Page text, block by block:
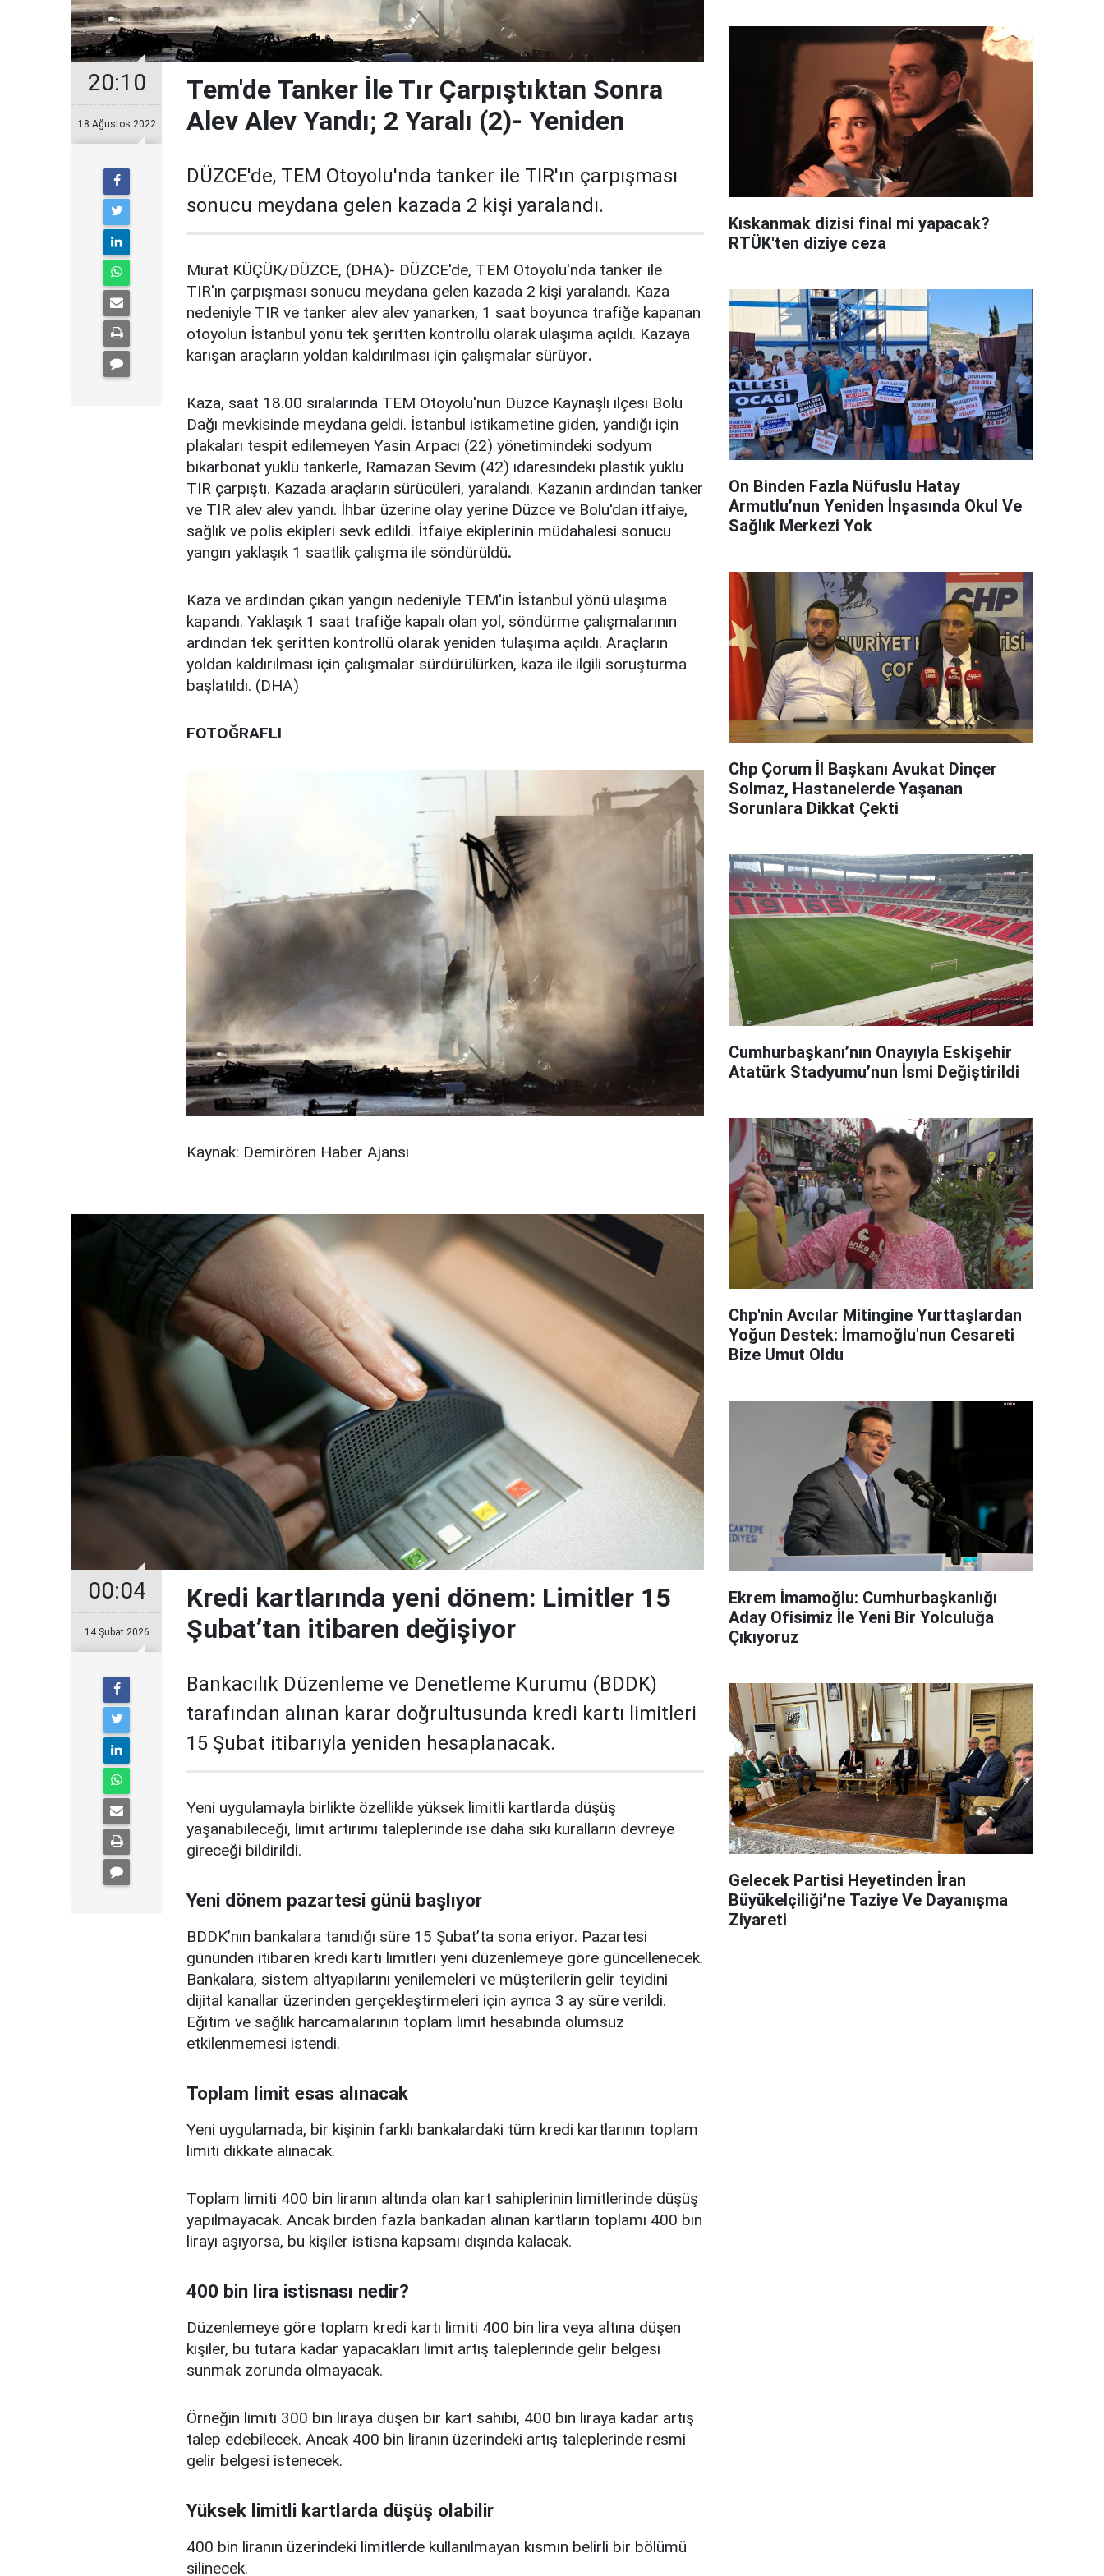
20:10
18 Ağustos 2022
Tem'de Tanker İle Tır Çarpıştıktan Sonra
Alev Alev Yandı; 2 Yaralı (2)- Yeniden
DÜZCE'de, TEM Otoyolu'nda tanker ile TIR'ın çarpışması
sonucu meydana gelen kazada 2 kişi yaralandı.
Murat KÜÇÜK/DÜZCE, (DHA)- DÜZCE'de, TEM Otoyolu'nda tanker ile
TIR'ın çarpışması sonucu meydana gelen kazada 2 kişi yaralandı. Kaza
nedeniyle TIR ve tanker alev alev yanarken, 1 saat boyunca trafiğe kapanan
otoyolun İstanbul yönü tek şeritten kontrollü olarak ulaşıma açıldı. Kazaya
karışan araçların yoldan kaldırılması için çalışmalar sürüyor.
Kaza, saat 18.00 sıralarında TEM Otoyolu'nun Düzce Kaynaşlı ilçesi Bolu
Dağı mevkisinde meydana geldi. İstanbul istikametine giden, yandığı için
plakaları tespit edilemeyen Yasin Arpacı (22) yönetimindeki sodyum
bikarbonat yüklü tankerle, Ramazan Sevim (42) idaresindeki plastik yüklü
TIR çarpıştı. Kazada araçların sürücüleri, yaralandı. Kazanın ardından tanker
ve TIR alev alev yandı. İhbar üzerine olay yerine Düzce ve Bolu'dan itfaiye,
sağlık ve polis ekipleri sevk edildi. İtfaiye ekiplerinin müdahalesi sonucu
yangın yaklaşık 1 saatlik çalışma ile söndürüldü.
Kaza ve ardından çıkan yangın nedeniyle TEM'in İstanbul yönü ulaşıma
kapandı. Yaklaşık 1 saat trafiğe kapalı olan yol, söndürme çalışmalarının
ardından tek şeritten kontrollü olarak yeniden tulaşıma açıldı. Araçların
yoldan kaldırılması için çalışmalar sürdürülürken, kaza ile ilgili soruşturma
başlatıldı. (DHA)
FOTOĞRAFLI
Kaynak: Demirören Haber Ajansı
00:04
14 Şubat 2026
Kredi kartlarında yeni dönem: Limitler 15
Şubat’tan itibaren değişiyor
Bankacılık Düzenleme ve Denetleme Kurumu (BDDK)
tarafından alınan karar doğrultusunda kredi kartı limitleri
15 Şubat itibarıyla yeniden hesaplanacak.
Yeni uygulamayla birlikte özellikle yüksek limitli kartlarda düşüş
yaşanabileceği, limit artırımı taleplerinde ise daha sıkı kuralların devreye
gireceği bildirildi.
Yeni dönem pazartesi günü başlıyor
BDDK’nın bankalara tanıdığı süre 15 Şubat’ta sona eriyor. Pazartesi
gününden itibaren kredi kartı limitleri yeni düzenlemeye göre güncellenecek.
Bankalara, sistem altyapılarını yenilemeleri ve müşterilerin gelir teyidini
dijital kanallar üzerinden gerçekleştirmeleri için ayrıca 3 ay süre verildi.
Eğitim ve sağlık harcamalarının toplam limit hesabında olumsuz
etkilenmemesi istendi.
Toplam limit esas alınacak
Yeni uygulamada, bir kişinin farklı bankalardaki tüm kredi kartlarının toplam
limiti dikkate alınacak.
Toplam limiti 400 bin liranın altında olan kart sahiplerinin limitlerinde düşüş
yapılmayacak. Ancak birden fazla bankadan alınan kartların toplamı 400 bin
lirayı aşıyorsa, bu kişiler istisna kapsamı dışında kalacak.
400 bin lira istisnası nedir?
Düzenlemeye göre toplam kredi kartı limiti 400 bin lira veya altına düşen
kişiler, bu tutara kadar yapacakları limit artış taleplerinde gelir belgesi
sunmak zorunda olmayacak.
Örneğin limiti 300 bin liraya düşen bir kart sahibi, 400 bin liraya kadar artış
talep edebilecek. Ancak 400 bin liranın üzerindeki artış taleplerinde resmi
gelir belgesi istenecek.
Yüksek limitli kartlarda düşüş olabilir
400 bin liranın üzerindeki limitlerde kullanılmayan kısmın belirli bir bölümü
silinecek.
Kıskanmak dizisi final mi yapacak?
RTÜK'ten diziye ceza
On Binden Fazla Nüfuslu Hatay
Armutlu’nun Yeniden İnşasında Okul Ve
Sağlık Merkezi Yok
Chp Çorum İl Başkanı Avukat Dinçer
Solmaz, Hastanelerde Yaşanan
Sorunlara Dikkat Çekti
Cumhurbaşkanı’nın Onayıyla Eskişehir
Atatürk Stadyumu’nun İsmi Değiştirildi
Chp'nin Avcılar Mitingine Yurttaşlardan
Yoğun Destek: İmamoğlu'nun Cesareti
Bize Umut Oldu
Ekrem İmamoğlu: Cumhurbaşkanlığı
Aday Ofisimiz İle Yeni Bir Yolculuğa
Çıkıyoruz
Gelecek Partisi Heyetinden İran
Büyükelçiliği’ne Taziye Ve Dayanışma
Ziyareti